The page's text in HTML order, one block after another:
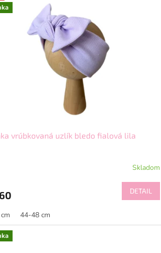
vrúbkovaná uzlík bledo fialová lila
Skladom
DETAIL
44-48 cm